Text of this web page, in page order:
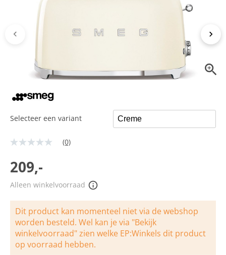
Geen
Dezelfde
paginalink.
(0)
209,-
Alleen winkelvoorraad
Dit product kan momenteel niet via de webshop
worden besteld. Wel kan je via "Bekijk
winkelvoorraad" zien welke EP:Winkels dit product
op voorraad hebben.
Selecteer een variant